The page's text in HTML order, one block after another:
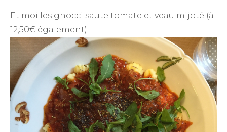
Et moi les gnocci saute tomate et veau mijoté (à
12,50€ également)